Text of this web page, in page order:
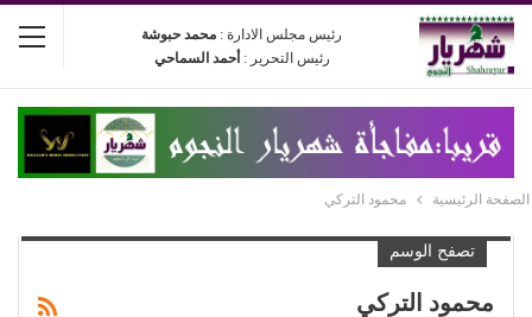
رئيس مجلس الادارة : محمد حبوشة
رئيس التحرير : أحمد السماحي
الصفحة الرئيسية محمود التركي
تصفح الوسم
محمود التركي